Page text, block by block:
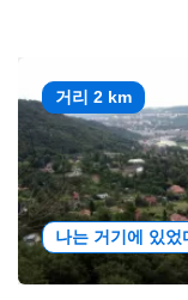
거리 2 km
나는 거기에 있었